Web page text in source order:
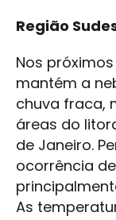
Região
Nos
mantém a
chuva fraca,
áreas do
de Janeiro.
ocorrência
As